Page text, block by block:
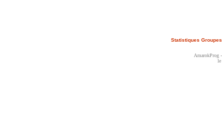
Statistiques Groupes
AmarokProg
le